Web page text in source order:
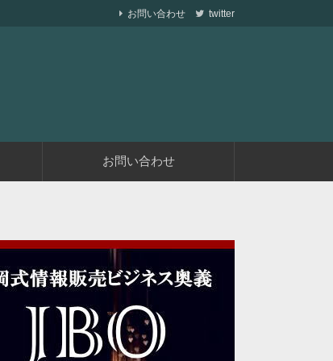
twitter
お問い合わせ
い
稼ぐ仕組みを作りながら、収益が発生す
お問い合わせ